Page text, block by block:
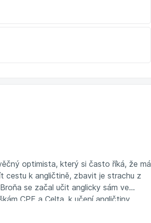
optimista, který si často říká, že má
cestu k angličtině, zbavit je strachu z
se začal učit anglicky sám ve
CPE a Celta, k učení angličtiny